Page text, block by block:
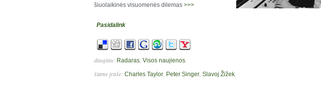
šiuolaikinės visuomenės dilemas >>>
Pasidalink
daugiau: Radaras Visos naujienos
šiame įraše: Charles Taylor Peter Singer Slavoj Žižek